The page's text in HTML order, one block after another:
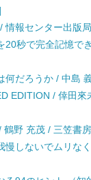
報センター出版
秒で完全記憶で
だろうか / 中島
EDITION / 倖田來
野 充茂 / 三笠書
しないでムリな